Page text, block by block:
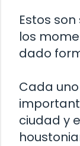
Estos
los
dado
Cada
ciudad y